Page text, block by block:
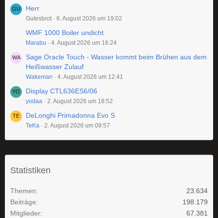
Herr
Gutesbrot 6. August 2026 um 19:02
WMF 1000 Boiler undicht
Marabu 4. August 2026 um 16:24
Sage Oracle Touch - Wasser kommt beim Brühen aus dem
Heißwasser Zulauf
Wakeman 4. August 2026 um 12:41
Display CTL636ES6/06
yodaa 2. August 2026 um 18:52
DeLonghi Primadonna Evo S
TeKa 2. August 2026 um 09:57
Statistiken
Themen
23.634
Beiträge
198.179
Mitglieder
67.381